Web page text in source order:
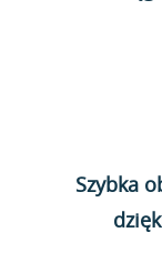
Szybka